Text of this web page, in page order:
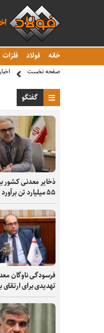
خانه فولاد فلزات
صفحه نخست اخبار
گفتگو
ذخایر معدنی کشور
۵۵ میلیارد تن برآورد می‌شود
فرسودگی ناوگان
تهدیدی برای ارتقای